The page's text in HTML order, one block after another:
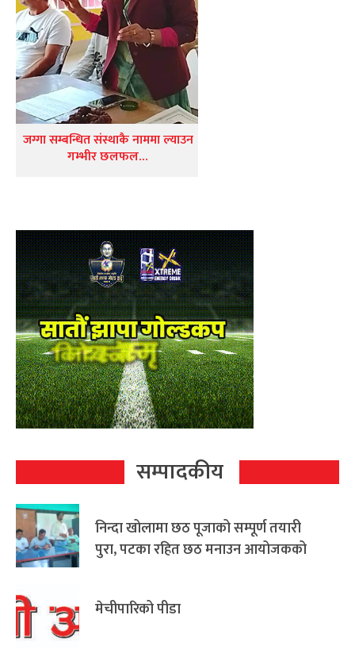
जग्गा सम्बन्धित संस्थाकै नाममा ल्याउन
गम्भीर छलफल…
सम्पादकीय
निन्दा खोलामा छठ पूजाको सम्पूर्ण तयारी
पुरा, पटका रहित छठ मनाउन आयोजकको
मेचीपारिको पीडा